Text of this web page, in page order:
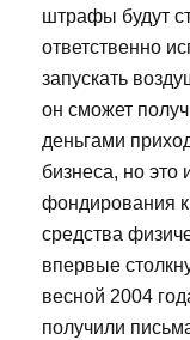
штрафы будут
ответственно
запускать
он сможет
деньгами
бизнеса, но
фондирования
средства
впервые
весной 2004
получили